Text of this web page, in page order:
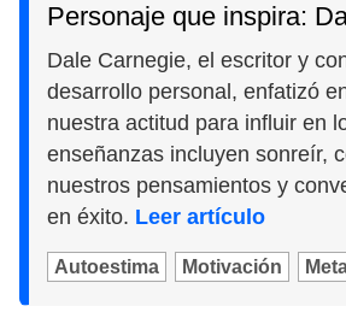
Personaje que inspira:
Dale Carnegie, el escritor y
desarrollo personal, enfatizó
nuestra actitud para influir en
enseñanzas incluyen sonreír,
nuestros pensamientos y
en éxito. Leer artículo
Autoestima Motivación